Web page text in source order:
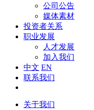
公司公告
媒体素材
投资者关系
职业发展
人才发展
加入我们
中文 EN
联系我们
关于我们